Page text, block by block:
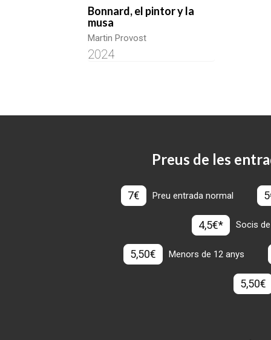
Bonnard, el pintor y la
musa
Martin Provost
2024
Preus de les
7€ Preu entrada normal
4,5€* Socis
5,50€ Menors de 12 anys
5,50€